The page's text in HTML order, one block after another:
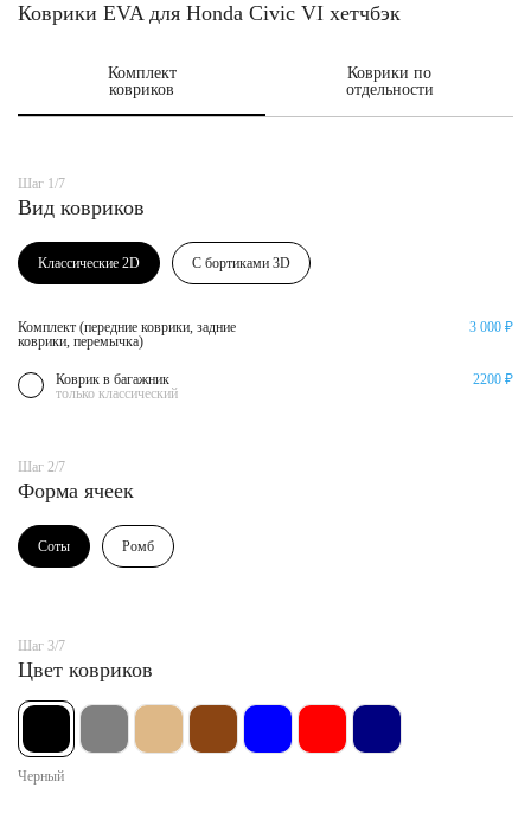
Коврики EVA для Honda Civic VI хетчбэк
Комплект
ковриков
Коврики по
отдельности
Шаг 1/7
Вид ковриков
Классические 2D С бортиками 3D
Комплект (передние коврики, задние
коврики, перемычка)
3 000 ₽
Коврик в багажник
только классический
2200 ₽
Шаг 2/7
Форма ячеек
Соты Ромб
Шаг 3/7
Цвет ковриков
Черный